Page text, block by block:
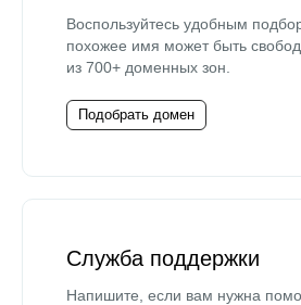
Воспользуйтесь удобным
похожее имя может быть
из 700+ доменных зон.
Подобрать домен
Служба поддержки
Напишите, если вам нужна